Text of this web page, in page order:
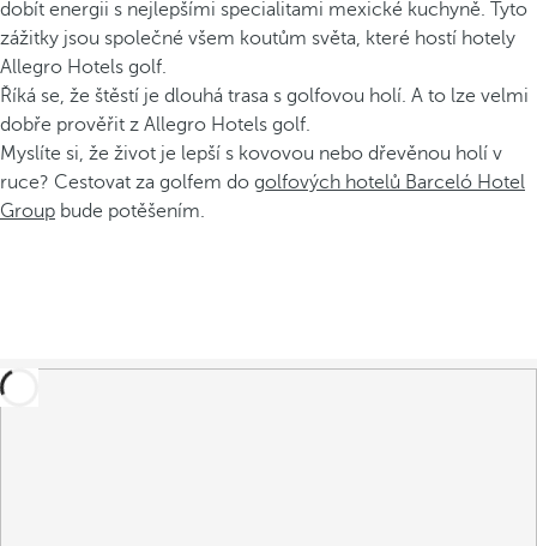
dobít energii s nejlepšími specialitami mexické kuchyně. Tyto
zážitky jsou společné všem koutům světa, které hostí hotely
Allegro Hotels golf.
Říká se, že štěstí je dlouhá trasa s golfovou holí. A to lze velmi
dobře prověřit z Allegro Hotels golf.
Myslíte si, že život je lepší s kovovou nebo dřevěnou holí v
ruce? Cestovat za golfem do golfových hotelů Barceló Hotel
Group bude potěšením.